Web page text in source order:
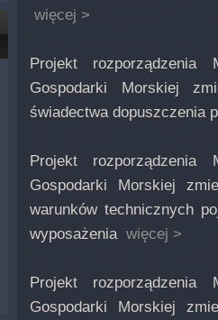
więcej >
Projekt rozporządzenia
Gospodarki Morskiej
świadectwa dopuszczenia
Projekt rozporządzenia
Gospodarki Morskiej
warunków technicznych
wyposażeniawięcej >
Projekt rozporządzenia
Gospodarki Morskiej